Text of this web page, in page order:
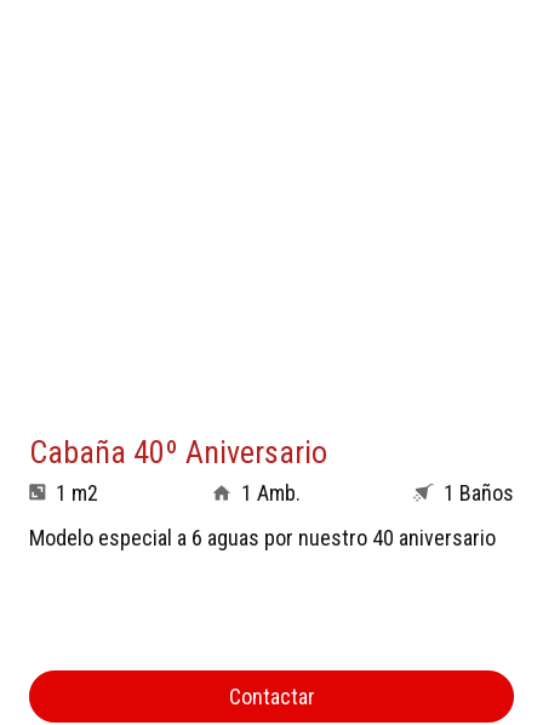
Cabaña 40º Aniversario
1 m2 1 Amb.
1 Baños
Modelo especial a 6 aguas por nuestro 40 aniversario
Contactar